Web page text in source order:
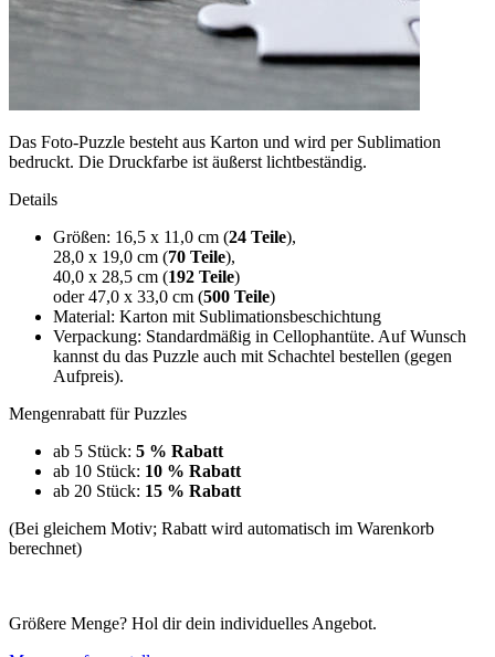
Das Foto-Puzzle besteht aus Karton und wird per Sublimation
bedruckt. Die Druckfarbe ist äußerst lichtbeständig.
Details
Größen: 16,5 x 11,0 cm (24 Teile),
28,0 x 19,0 cm (70 Teile),
40,0 x 28,5 cm (192 Teile)
oder 47,0 x 33,0 cm (500 Teile)
Material: Karton mit Sublimationsbeschichtung
Verpackung: Standardmäßig in Cellophantüte. Auf Wunsch
kannst du das Puzzle auch mit Schachtel bestellen (gegen
Aufpreis).
Mengenrabatt für Puzzles
ab 5 Stück: 5 % Rabatt
ab 10 Stück: 10 % Rabatt
ab 20 Stück: 15 % Rabatt
(Bei gleichem Motiv; Rabatt wird automatisch im Warenkorb
berechnet)
Größere Menge? Hol dir dein individuelles Angebot.